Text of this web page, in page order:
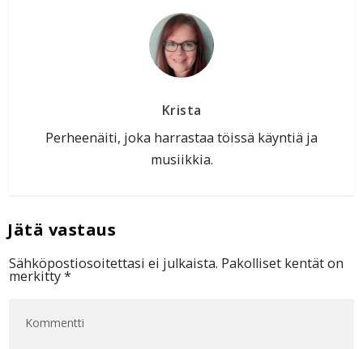
Krista
Perheenäiti, joka harrastaa töissä käyntiä ja
musiikkia.
Sähköpostiosoitettasi ei julkaista. Pakolliset kentät on
merkitty*